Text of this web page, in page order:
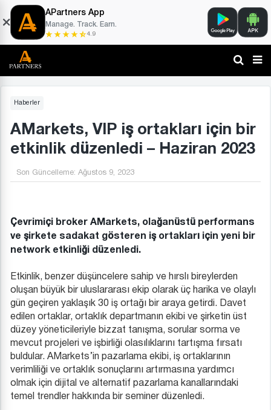
APartners App
Manage. Track. Earn.
4.9
Haberler
AMarkets, VIP iş ortakları için bir
etkinlik düzenledi – Haziran 2023
Son Güncelleme: Ağustos 9, 2023
Çevrimiçi broker AMarkets, olağanüstü performans
ve şirkete sadakat gösteren iş ortakları için yeni bir
network etkinliği düzenledi.
Etkinlik, benzer düşüncelere sahip ve hırslı bireylerden
oluşan büyük bir uluslararası ekip olarak üç harika ve olaylı
gün geçiren yaklaşık 30 iş ortağı bir araya getirdi. Davet
edilen ortaklar, ortaklık departmanın ekibi ve şirketin üst
düzey yöneticileriyle bizzat tanışma, sorular sorma ve
mevcut projeleri ve işbirliği olasılıklarını tartışma fırsatı
buldular. AMarkets’in pazarlama ekibi, iş ortaklarının
verimliliği ve ortaklık sonuçlarını artırmasına yardımcı
olmak için dijital ve alternatif pazarlama kanallarındaki
temel trendler hakkında bir seminer düzenledi.